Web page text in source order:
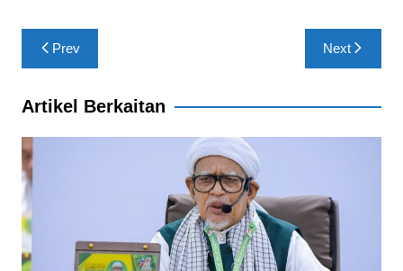
c
e
b
at
s
A
a
Post
navigation
Prev Next
Artikel Berkaitan